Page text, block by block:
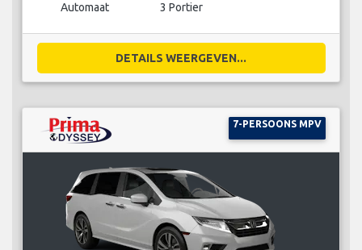
Automaat 3 Portier
DETAILS WEERGEVEN...
7-PERSOONS MPV